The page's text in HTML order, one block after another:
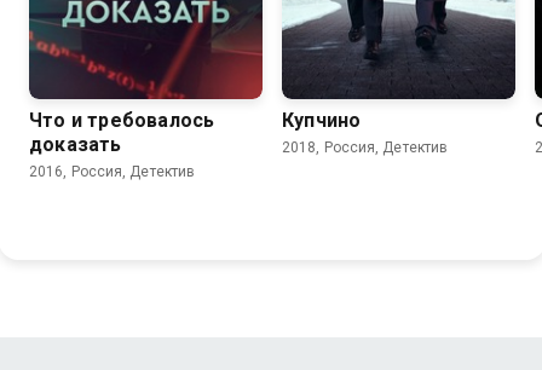
6.8
Что и требовалось
доказать
2016, Россия, Детектив
7.9
Купчино
2018, Россия, Детектив